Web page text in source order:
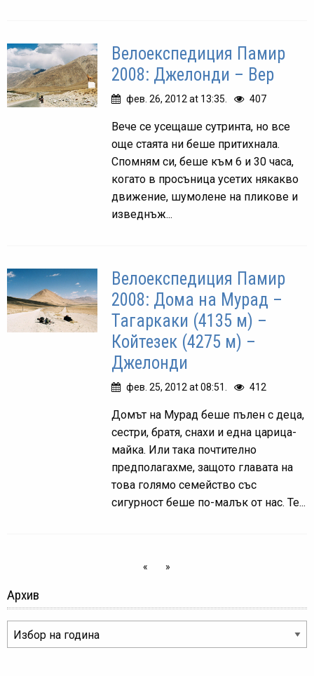
Велоекспедиция Памир
2008: Джелонди – Вер
фев. 26, 2012 at 13:35. 407
Вече се усещаше сутринта, но все
още стаята ни беше притихнала.
Спомням си, беше към 6 и 30 часа,
когато в просъница усетих някакво
движение, шумолене на пликове и
изведнъж...
Велоекспедиция Памир
2008: Дома на Мурад –
Тагаркаки (4135 м) –
Койтезек (4275 м) –
Джелонди
фев. 25, 2012 at 08:51. 412
Домът на Мурад беше пълен с деца,
сестри, братя, снахи и една царица-
майка. Или така почтително
предполагахме, защото главата на
това голямо семейство със
сигурност беше по-малък от нас. Те...
« »
Архив